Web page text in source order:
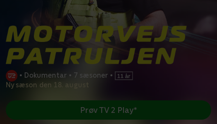
• Dokumentar • 7 sæsoner •
Ny sæson den 18. august
Prøv TV 2 Play*